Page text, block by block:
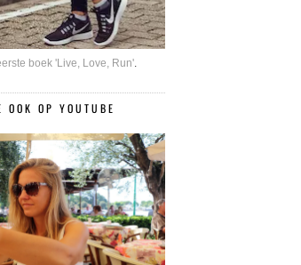
boek 'Live, Love, Run'.
OOK OP YOUTUBE